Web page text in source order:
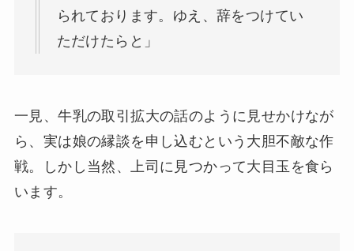
られております。ゆえ、辞をつけてい
ただけたらと」
一見、牛乳の取引拡大の話のように見せかけなが
ら、実は娘の縁談を申し込むという大胆不敵な作
戦。しかし当然、上司に見つかって大目玉を食ら
います。